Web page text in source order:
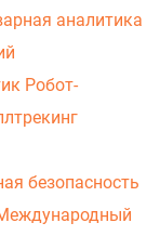
аналитика
Робот-
безопасность